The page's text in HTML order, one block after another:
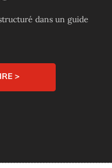
dans un guide
>